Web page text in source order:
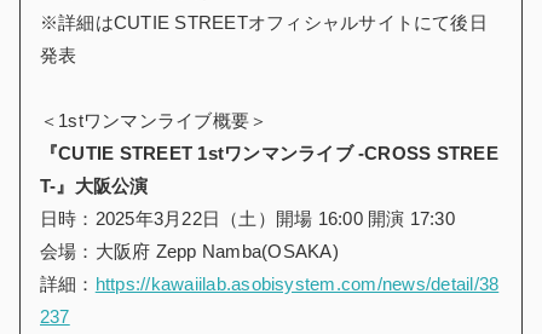
※詳細はCUTIE STREETオフィシャルサイトにて後日
発表
＜1stワンマンライブ概要＞
『CUTIE STREET 1stワンマンライブ -CROSS STREE
T-』大阪公演
日時：2025年3月22日（土）開場 16:00 開演 17:30
会場：大阪府 Zepp Namba(OSAKA)
詳細： https://kawaiilab.asobisystem.com/news/detail/38
237